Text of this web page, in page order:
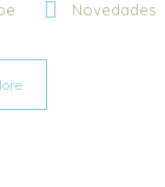
Novedades